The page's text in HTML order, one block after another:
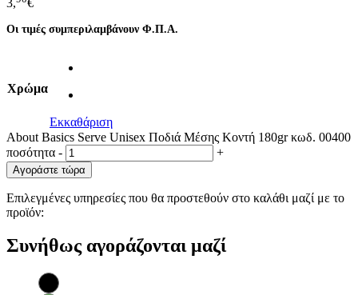
Οι τιμές συμπεριλαμβάνουν Φ.Π.Α.
Χρώμα
Εκκαθάριση
About Basics Serve Unisex Ποδιά Μέσης Κοντή 180gr κωδ. 00400
ποσότητα - +
Αγοράστε τώρα
Επιλεγμένες υπηρεσίες που θα προστεθούν στο καλάθι μαζί με το
προϊόν:
Συνήθως αγοράζονται μαζί